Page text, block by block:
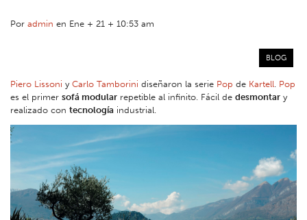
Por admin en Ene + 21 + 10:53 am
BLOG
Piero Lissoni y Carlo Tamborini diseñaron la serie Pop de Kartell. Pop
es el primer sofá modular repetible al infinito. Fácil de desmontar y
realizado con tecnología industrial.